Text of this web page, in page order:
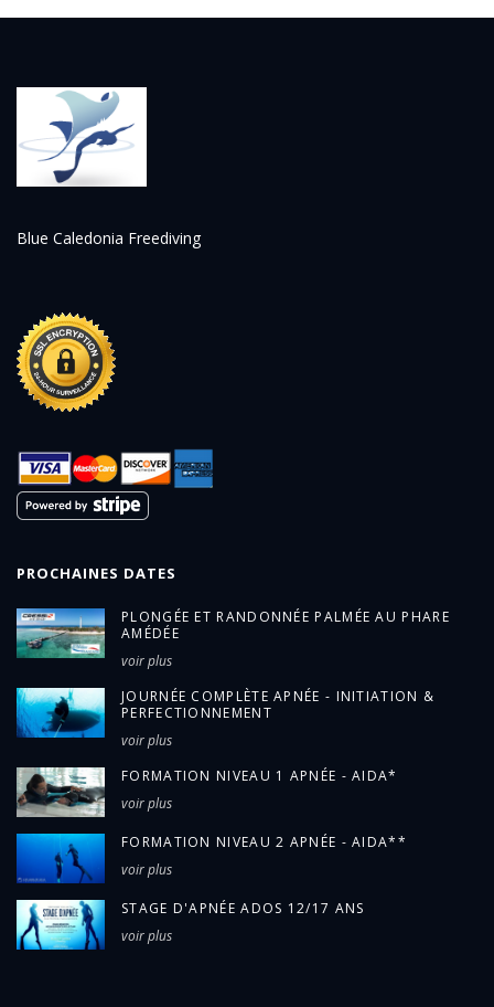
Blue Caledonia Freediving
PROCHAINES DATES
PLONGÉE ET RANDONNÉE PALMÉE AU PHARE
AMÉDÉE
voir plus
JOURNÉE COMPLÈTE APNÉE - INITIATION &
PERFECTIONNEMENT
voir plus
FORMATION NIVEAU 1 APNÉE - AIDA*
voir plus
FORMATION NIVEAU 2 APNÉE - AIDA**
voir plus
STAGE D'APNÉE ADOS 12/17 ANS
voir plus